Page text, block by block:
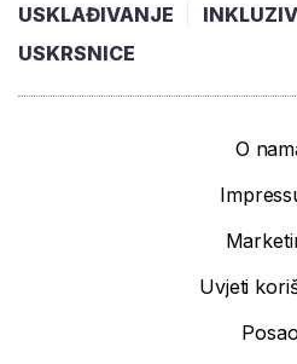
USKLAĐIVANJE
USKRSNICE
O
Uvjeti
Posao